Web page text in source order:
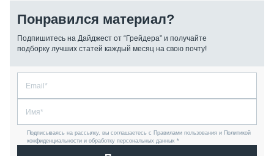
Понравился материал?
Подпишитесь на Дайджест от “Грейдера” и получайте
подборку лучших статей каждый месяц на свою почту!
Подписываясь на рассылку, вы соглашаетесь с Правилами пользования и Политикой
конфиденциальности и обработку персональных данных *